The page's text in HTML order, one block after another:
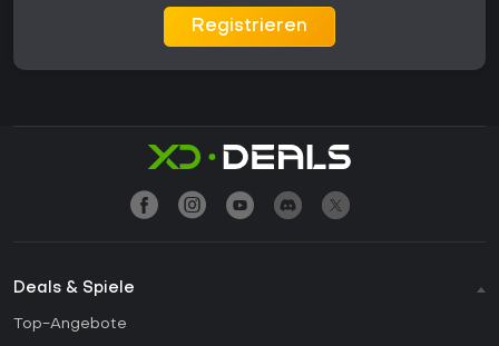
Registrieren
Deals & Spiele
Top-Angebote